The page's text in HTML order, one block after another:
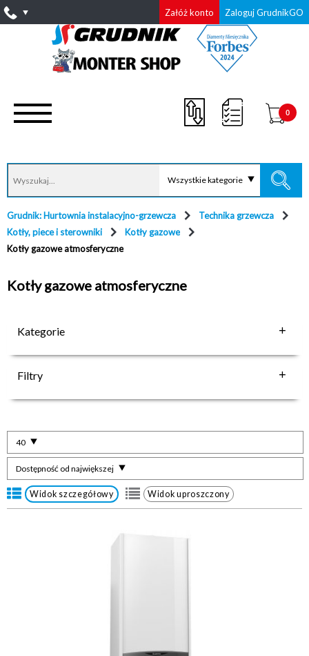
Załóż konto Zaloguj GrudnikGO
Wszystkie kategorie
0
Grudnik: Hurtownia instalacyjno-grzewcza
Technika grzewcza
Kotły, piece i sterowniki
Kotły gazowe
Kotły gazowe atmosferyczne
Kotły gazowe atmosferyczne
Kategorie
Filtry
Dostępność od największej
40
Widok szczegółowy Widok uproszczony